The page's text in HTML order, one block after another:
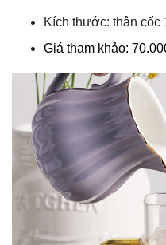
Kích thước: thân cốc
Giá tham khảo: